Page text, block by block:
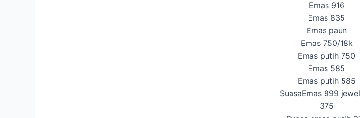
Emas 916
Emas 835
Emas paun
Emas 750/18k
Emas putih 750
Emas 585
Emas putih 585
SuasaEmas 999
375